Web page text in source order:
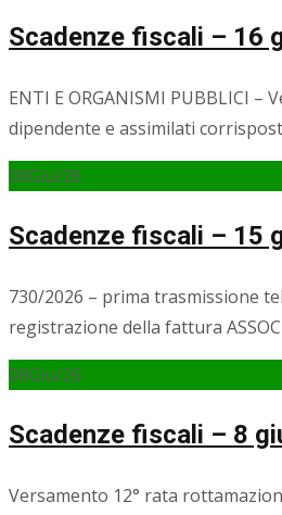
Scadenze fiscali – 16
ENTI E ORGANISMI PUBBLICI
dipendente e assimilati
08Giu/26
Scadenze fiscali – 15
730/2026 – prima trasmissione
registrazione della fattura
08Giu/26
Scadenze fiscali – 8
Versamento 12° rata